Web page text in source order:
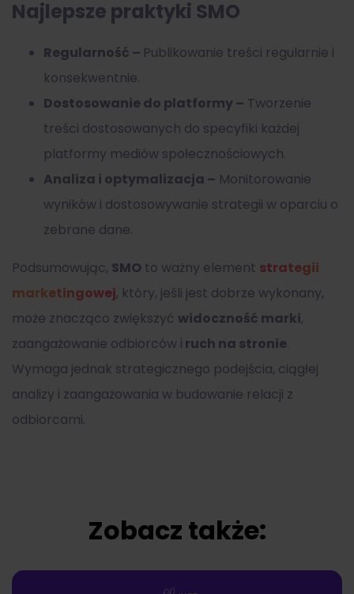
Najlepsze praktyki SMO
Regularność – Publikowanie treści regularnie i
konsekwentnie.
Dostosowanie do platformy – Tworzenie
treści dostosowanych do specyfiki każdej
platformy mediów społecznościowych.
Analiza i optymalizacja – Monitorowanie
wyników i dostosowywanie strategii w oparciu o
zebrane dane.
Podsumowując, SMO to ważny element strategii
marketingowej, który, jeśli jest dobrze wykonany,
może znacząco zwiększyć widoczność marki,
zaangażowanie odbiorców i ruch na stronie.
Wymaga jednak strategicznego podejścia, ciągłej
analizy i zaangażowania w budowanie relacji z
odbiorcami.
Zobacz także: